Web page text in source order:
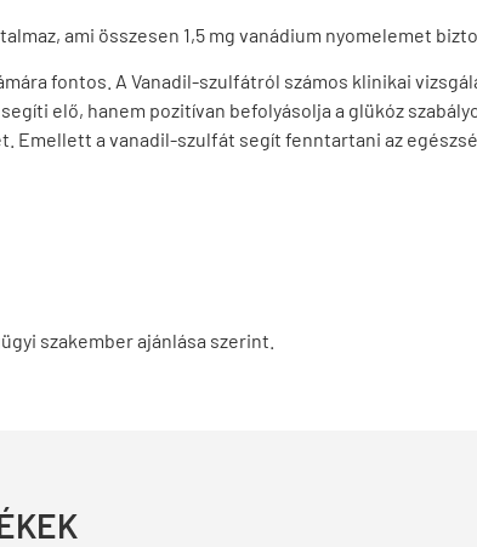
ami összesen 1,5 mg vanádium nyomelemet
fontos. A Vanadil-szulfátról számos klinikai
elő, hanem pozitívan befolyásolja a glükóz
a vanadil-szulfát segít fenntartani az
szakember ajánlása szerint.